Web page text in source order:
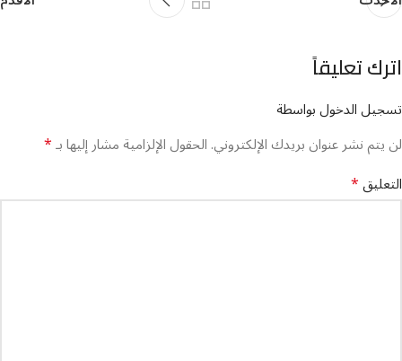
اترك تعليقاً
تسجيل الدخول بواسطة
لن يتم نشر عنوان بريدك الإلكتروني.الحقول الإلزامية مشار إليها بـ*
التعليق*